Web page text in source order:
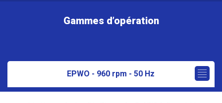
Gammes d’opération
EPWO - 960 rpm - 50 Hz